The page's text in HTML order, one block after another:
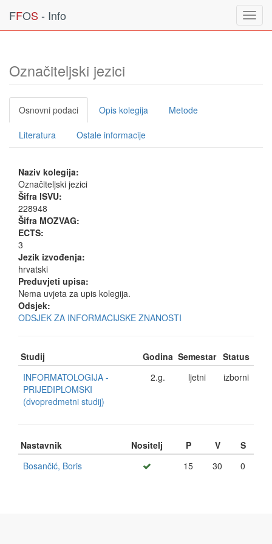
FFOS - Info
Označiteljski jezici
Osnovni podaci Opis kolegija Metode
Literatura Ostale informacije
Naziv kolegija:
Označiteljski jezici
Šifra ISVU:
228948
Šifra MOZVAG:
ECTS:
3
Jezik izvođenja:
hrvatski
Preduvjeti upisa:
Nema uvjeta za upis kolegija.
Odsjek:
ODSJEK ZA INFORMACIJSKE ZNANOSTI
Studij Godina Semestar Status
INFORMATOLOGIJA -
PRIJEDIPLOMSKI
(dvopredmetni studij)
2.g. ljetni izborni
Nastavnik Nositelj P V
S
Bosančić, Boris
15 30 0